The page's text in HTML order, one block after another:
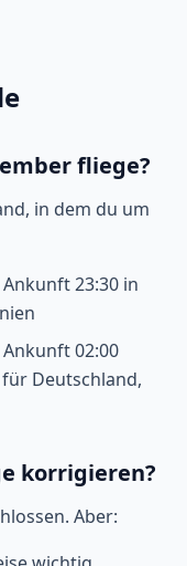
fliege?
in dem du um
23:30 in
02:00
Deutschland,
korrigieren?
Aber: